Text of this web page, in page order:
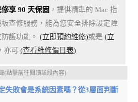
享 90 天保固 ，提供精準的 Mac 指
查修服務，能為您安全排除設定障
防護功能。(立即預約維修)或是(立
，亦可(查看維修價目表)
(點擊前往閱讀該段內容)
失敗會是系統因素嗎？從3層面判斷